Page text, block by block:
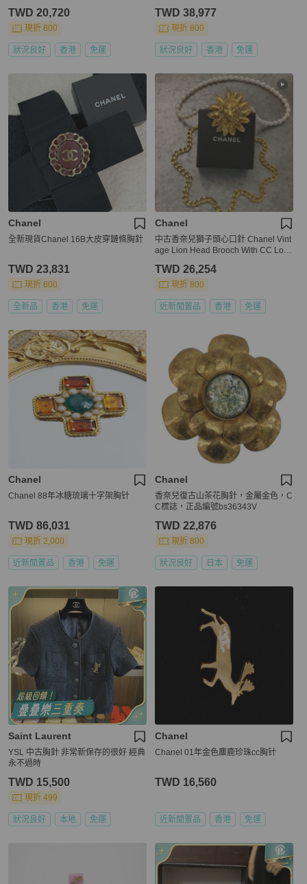
TWD 20,720
現折 800
狀況良好 香港 免運
TWD 38,977
現折 800
狀況良好 香港 免運
Chanel
全新現貨Chanel 16B大皮穿鏈條胸針
TWD 23,831
現折 800
全新品 香港 免運
Chanel
中古香奈兒獅子頭心口針 Chanel Vint
age Lion Head Brooch With CC Log
TWD 26,254
現折 800
近新閒置品 香港 免運
Chanel
Chanel 88年冰糖琉璃十字架胸针
TWD 86,031
現折 2,000
近新閒置品 香港 免運
Chanel
香奈兒復古山茶花胸針，金屬金色，C
C標誌，正品編號bs36343V
TWD 22,876
現折 800
狀況良好 日本 免運
Saint Laurent
YSL 中古胸針 非常新保存的很好 經典
永不過時
TWD 15,500
現折 499
狀況良好 本地 免運
Chanel
Chanel 01年金色麋鹿珍珠cc胸针
TWD 16,560
近新閒置品 香港 免運